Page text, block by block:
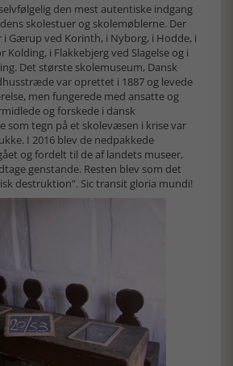
den mest autentiske indgang
skolestuer og skolemøblerne. Der
Gærup ved Korinth, i Nyborg, i Hodde, i
Kolding, i Flakkebjerg ved Slagelse og i
Det største skolemuseum, Dansk
var oprettet i 1887 og levede
men fungerede med ansatte og
og forskede i dansk
som tegn på et skolevæsen i krise var
I 2016 blev de nedpakkede
og fordelt til de af landets museer,
genstande. Resten blev som det
destruktion”. Sic transit gloria mundi!